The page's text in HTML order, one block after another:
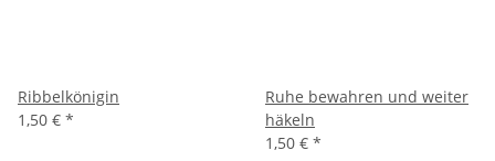
Ribbelkönigin
1,50 € *
Ruhe bewahren und weiter
häkeln
1,50 € *